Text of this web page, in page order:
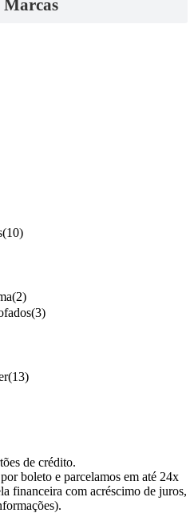
Marcas
(10)
(2)
(3)
(13)
(0)
(8)
de crédito.
boleto e parcelamos em até 24x
financeira com acréscimo de juros,